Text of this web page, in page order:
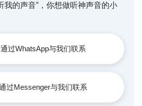
神里面。 ”“在这步工作当中需我
们极大的爱心，稍不小心就会失
同以往的任何一步工作，神成全
看不见又摸不着，神作的就是话
为爱心，话语成为生命。
到的人事物都是神对我的检验。
心意就是为了让我对神有信心
我的声音”，你想做听神声音的小
通过WhatsApp与我们联系
过Messenger与我们联系